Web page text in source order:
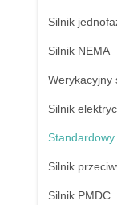
Silnik
Silnik NEMA
Werykacyjny
Silnik
Silnik
Silnik PMDC